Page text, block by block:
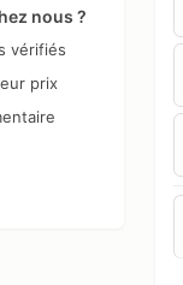
nous ?
vérifiés
prix